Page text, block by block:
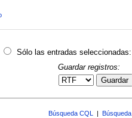
Sólo las entradas seleccionadas:
Guardar registros:
Guardar
Búsqueda CQL